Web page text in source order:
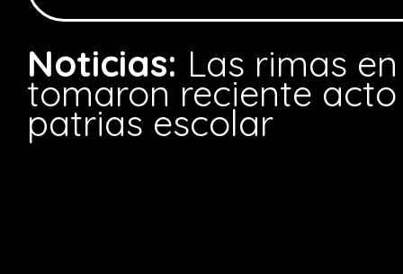
Noticias: Las rimas
tomaron reciente
patrias escolar